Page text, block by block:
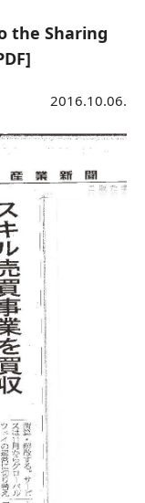
the Sharing
2016.10.06.